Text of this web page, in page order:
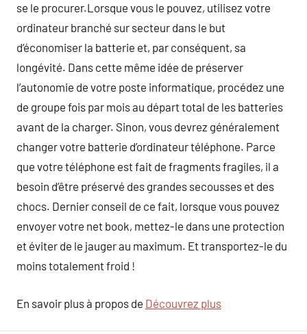
se le procurer.Lorsque vous le pouvez, utilisez votre
ordinateur branché sur secteur dans le but
d’économiser la batterie et, par conséquent, sa
longévité. Dans cette même idée de préserver
l’autonomie de votre poste informatique, procédez une
de groupe fois par mois au départ total de les batteries
avant de la charger. Sinon, vous devrez généralement
changer votre batterie d’ordinateur téléphone. Parce
que votre téléphone est fait de fragments fragiles, il a
besoin d’être préservé des grandes secousses et des
chocs. Dernier conseil de ce fait, lorsque vous pouvez
envoyer votre net book, mettez-le dans une protection
et éviter de le jauger au maximum. Et transportez-le du
moins totalement froid !
En savoir plus à propos de Découvrez plus